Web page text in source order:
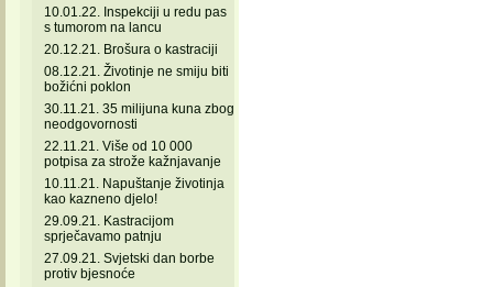
10.01.22. Inspekciji u redu pas
s tumorom na lancu
20.12.21. Brošura o kastraciji
08.12.21. Životinje ne smiju biti
božićni poklon
30.11.21. 35 milijuna kuna zbog
neodgovornosti
22.11.21. Više od 10 000
potpisa za strože kažnjavanje
10.11.21. Napuštanje životinja
kao kazneno djelo!
29.09.21. Kastracijom
sprječavamo patnju
27.09.21. Svjetski dan borbe
protiv bjesnoće